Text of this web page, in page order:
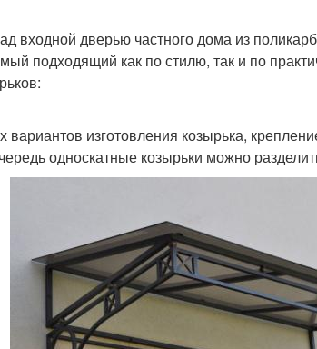
входной дверью частного дома из
подходящий как по стилю, так и по
изготовления козырька,
односкатные козырьки можно